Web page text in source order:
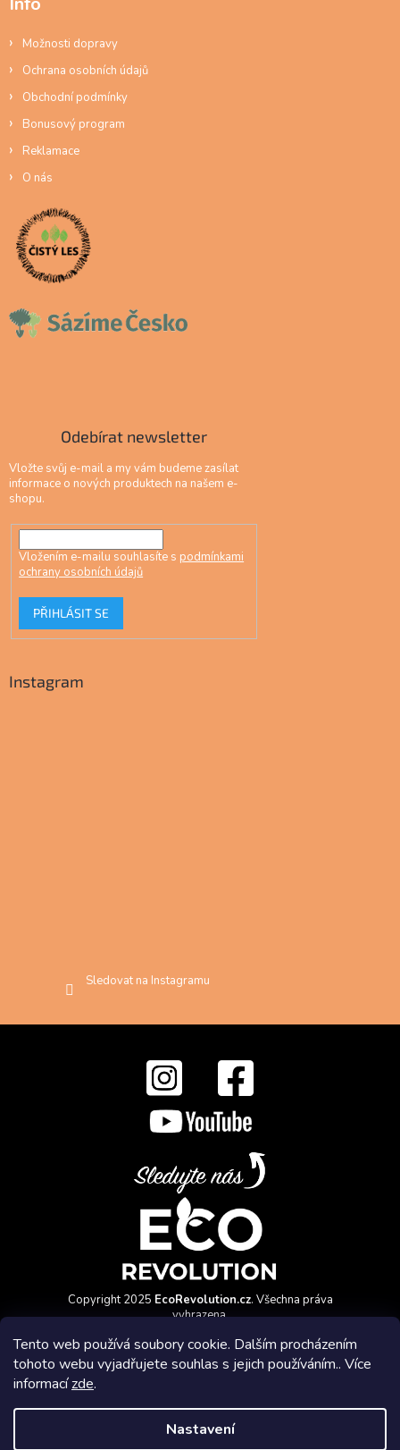
Tento web používá soubory cookie. Dalším procházením
tohoto webu vyjadřujete souhlas s jejich používáním.. Více
informacízde.
Nastavení
Možnosti dopravy
Ochrana osobních údajů
Obchodní podmínky
Bonusový program
Reklamace
O nás
Odebírat newsletter
Vložte svůj e-mail a my vám budeme zasílat
informace o nových produktech na našem e-
shopu.
Vložením e-mailu souhlasíte s podmínkami
ochrany osobních údajů
PŘIHLÁSIT SE
Instagram
Sledovat na Instagramu
Copyright 2025 EcoRevolution.cz. Všechna práva
vyhrazena.